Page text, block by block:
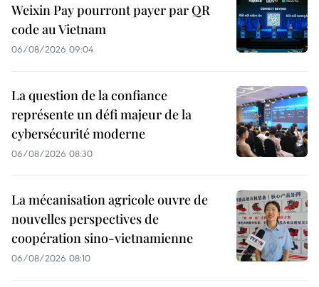
Weixin Pay pourront payer par QR
code au Vietnam
06/08/2026 09:04
La question de la confiance
représente un défi majeur de la
cybersécurité moderne
06/08/2026 08:30
La mécanisation agricole ouvre de
nouvelles perspectives de
coopération sino-vietnamienne
06/08/2026 08:10